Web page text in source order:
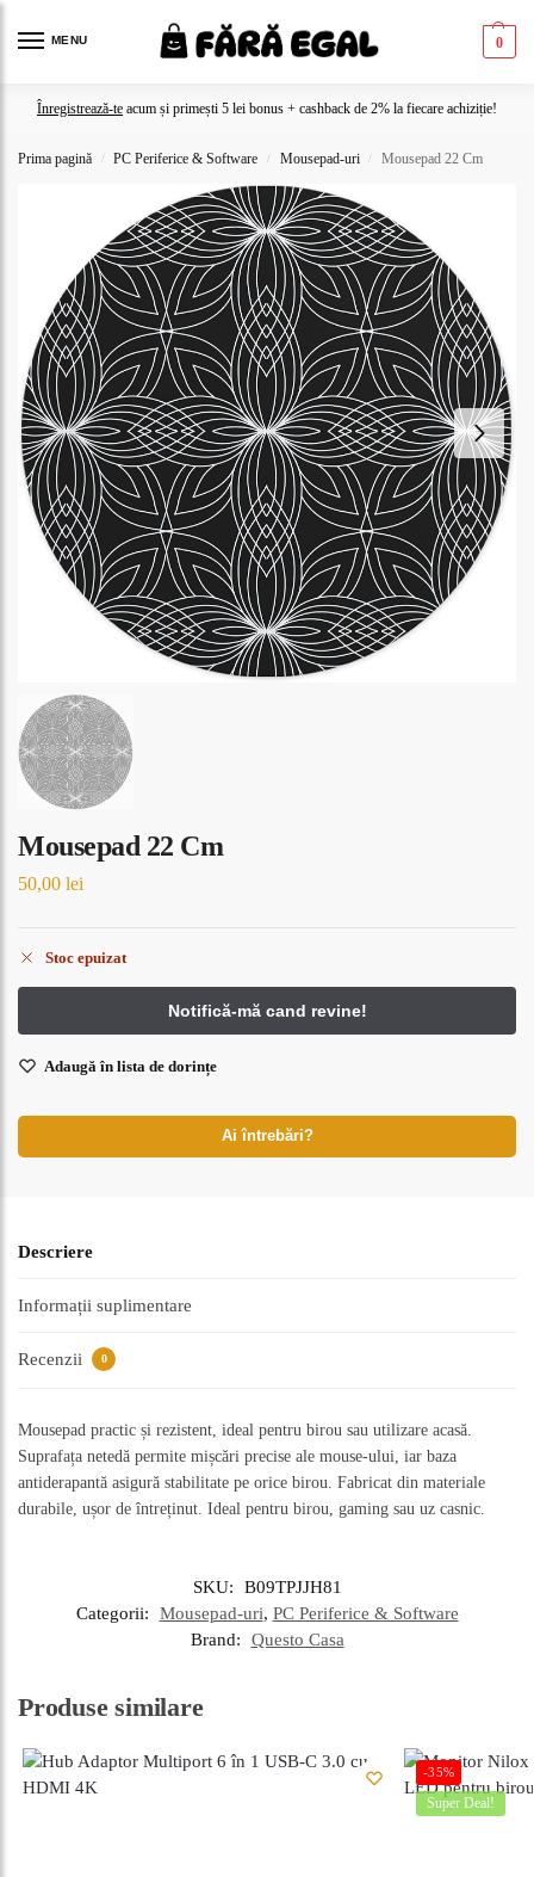
MENU 0
Înregistrează-te acum și primești 5 lei bonus + cashback de 2% la fiecare achiziție!
Prima pagină / PC Periferice & Software / Mousepad-uri / Mousepad 22 Cm
Mousepad 22 Cm
50,00 lei
Stoc epuizat
Adaugă în lista de dorințe
Ai întrebări?
Descriere
Informații suplimentare
Recenzii 0
Mousepad practic și rezistent, ideal pentru birou sau utilizare acasă.
Suprafața netedă permite mișcări precise ale mouse-ului, iar baza
antiderapantă asigură stabilitate pe orice birou. Fabricat din materiale
durabile, ușor de întreținut. Ideal pentru birou, gaming sau uz casnic.
SKU:
B09TPJJH81
Categorii:
Mousepad-uri, PC Periferice & Software
Brand:
Questo Casa
Produse similare
-35%
Super Deal!